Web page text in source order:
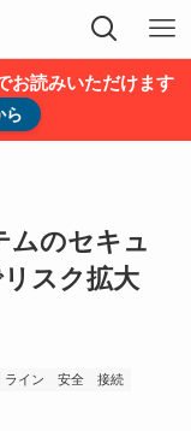
お読みいただけます
ら
ムのセキュ
スク拡大
ライン 安全
接続